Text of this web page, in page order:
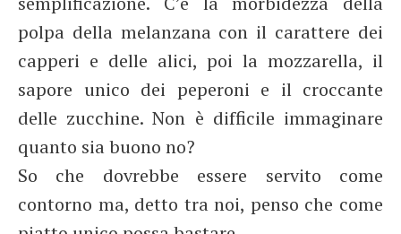
polpa della melanzana con il carattere dei
capperi e delle alici, poi la mozzarella, il
sapore unico dei peperoni e il croccante
delle zucchine. Non è difficile immaginare
quanto sia buono no?
So che dovrebbe essere servito come
contorno ma, detto tra noi, penso che come